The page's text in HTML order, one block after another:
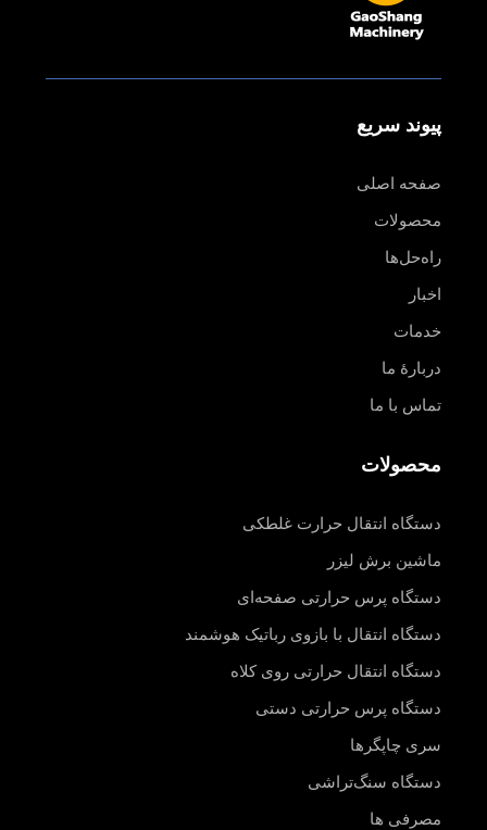
پیوند سریع
صفحه اصلی
محصولات
راه‌حل‌ها
اخبار
خدمات
دربارهٔ ما
تماس با ما
محصولات
دستگاه انتقال حرارت غلطکی
ماشین برش لیزر
دستگاه پرس حرارتی صفحه‌ای
دستگاه انتقال با بازوی رباتیک هوشمند
دستگاه انتقال حرارتی روی کلاه
دستگاه پرس حرارتی دستی
سری چاپگرها
دستگاه سنگ‌تراشی
مصرفی ها